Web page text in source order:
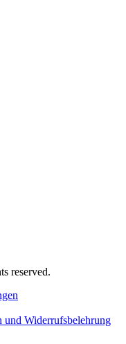
reserved.
und Widerrufsbelehrung